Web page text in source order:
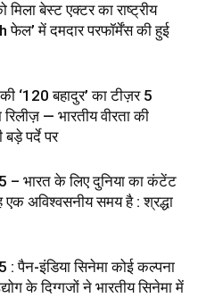
मिला बेस्ट एक्टर का राष्ट्रीय
फेल’ में दमदार परफॉर्मेंस की हुई
‘120 बहादुर’ का टीज़र 5
— भारतीय वीरता की
पर्दे पर
भारत के लिए दुनिया का कंटेंट
अविश्वसनीय समय है : श्रद्धा
पैन-इंडिया सिनेमा कोई कल्पना
के दिग्गजों ने भारतीय सिनेमा में